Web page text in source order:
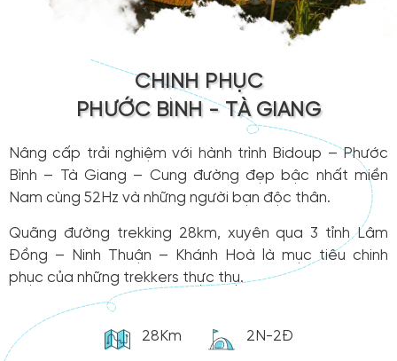
CHINH PHỤC
PHƯỚC BÌNH - TÀ GIANG
Nâng cấp trải nghiệm với hành trình Bidoup – Phước
Bình – Tà Giang – Cung đường đẹp bậc nhất miền
Nam cùng 52Hz và những người bạn độc thân.
Quãng đường trekking 28km, xuyên qua 3 tỉnh Lâm
Đồng – Ninh Thuận – Khánh Hoà là mục tiêu chinh
phục của những trekkers thực thụ.
28Km 2N-2Đ